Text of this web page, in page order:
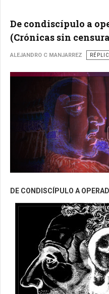
De condiscípulo a
(Crónicas sin
ALEJANDRO C MANJARREZ
DE CONDISCÍPULO A